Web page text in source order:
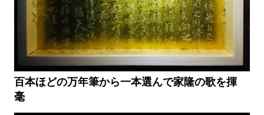
百本ほどの万年筆から一本選んで家隆の歌を揮
毫